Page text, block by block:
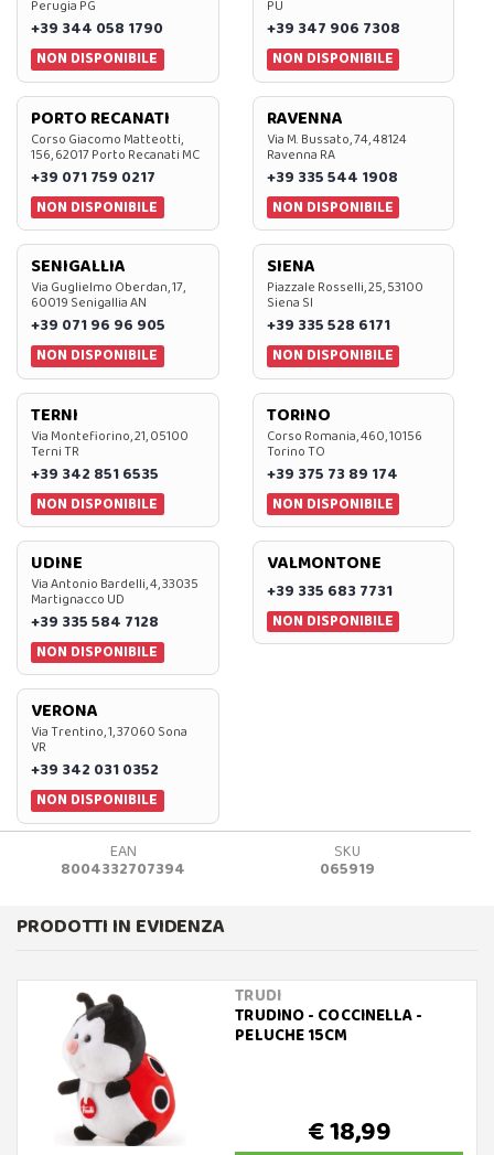
Perugia PG
+39 344 058 1790
NON DISPONIBILE
PU
+39 347 906 7308
NON DISPONIBILE
PORTO RECANATI
Corso Giacomo Matteotti,
156, 62017 Porto Recanati MC
+39 071 759 0217
NON DISPONIBILE
RAVENNA
Via M. Bussato, 74, 48124
Ravenna RA
+39 335 544 1908
NON DISPONIBILE
SENIGALLIA
Via Guglielmo Oberdan, 17,
60019 Senigallia AN
+39 071 96 96 905
NON DISPONIBILE
SIENA
Piazzale Rosselli, 25, 53100
Siena SI
+39 335 528 6171
NON DISPONIBILE
TERNI
Via Montefiorino, 21, 05100
Terni TR
+39 342 851 6535
NON DISPONIBILE
TORINO
Corso Romania, 460, 10156
Torino TO
+39 375 73 89 174
NON DISPONIBILE
UDINE
Via Antonio Bardelli, 4, 33035
Martignacco UD
+39 335 584 7128
NON DISPONIBILE
VALMONTONE
+39 335 683 7731
NON DISPONIBILE
VERONA
Via Trentino, 1, 37060 Sona
VR
+39 342 031 0352
NON DISPONIBILE
EAN
8004332707394
SKU
065919
PRODOTTI IN EVIDENZA
TRUDI
TRUDINO - COCCINELLA -
PELUCHE 15CM
€ 18,99